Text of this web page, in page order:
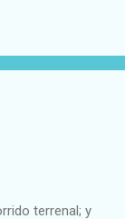
terrenal; y